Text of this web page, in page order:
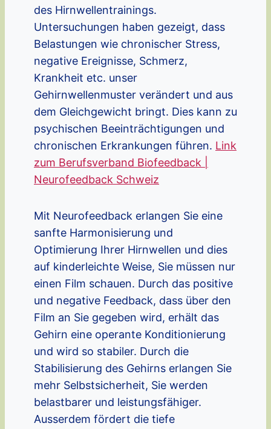
des Hirnwellentrainings.
Untersuchungen haben gezeigt, dass
Belastungen wie chronischer Stress,
negative Ereignisse, Schmerz,
Krankheit etc. unser
Gehirnwellenmuster verändert und aus
dem Gleichgewicht bringt. Dies kann zu
psychischen Beeinträchtigungen und
chronischen Erkrankungen führen. Link
zum Berufsverband Biofeedback |
Neurofeedback Schweiz
Mit Neurofeedback erlangen Sie eine
sanfte Harmonisierung und
Optimierung Ihrer Hirnwellen und dies
auf kinderleichte Weise, Sie müssen nur
einen Film schauen. Durch das positive
und negative Feedback, dass über den
Film an Sie gegeben wird, erhält das
Gehirn eine operante Konditionierung
und wird so stabiler. Durch die
Stabilisierung des Gehirns erlangen Sie
mehr Selbstsicherheit, Sie werden
belastbarer und leistungsfähiger.
Ausserdem fördert die tiefe